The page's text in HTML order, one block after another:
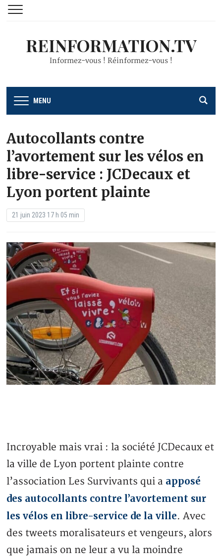
REINFORMATION.TV
Informez-vous ! Réinformez-vous !
MENU
Autocollants contre
l’avortement sur les vélos en
libre-service : JCDecaux et
Lyon portent plainte
21 juin 2023 17 h 05 min
Incroyable mais vrai : la société JCDecaux et
la ville de Lyon portent plainte contre
l’association Les Survivants qui a apposé
des autocollants contre l’avortement sur
les vélos en libre-service de la ville. Avec
des tweets moralisateurs et vengeurs, alors
que jamais on ne leur a vu la moindre